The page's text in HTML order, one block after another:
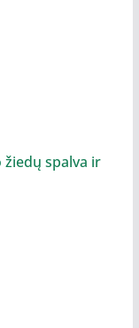
spalva ir